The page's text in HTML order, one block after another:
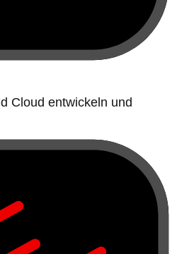
Cloud entwickeln und